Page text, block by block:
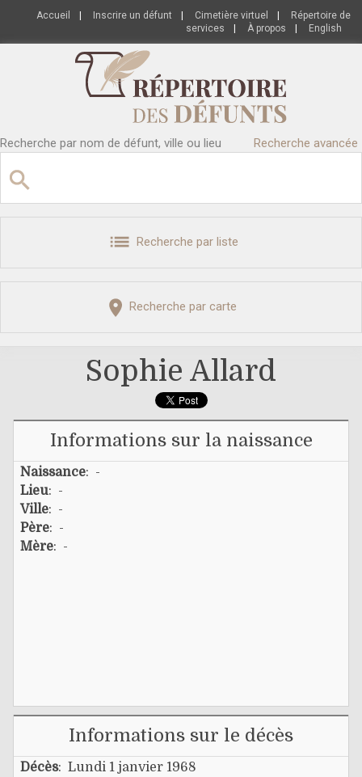
Accueil Inscrire un défunt Cimetière virtuel
Répertoire de
services
À propos English
Recherche par nom de défunt, ville ou lieu Recherche avancée
Recherche par liste
Recherche par carte
Sophie Allard
Informations sur la naissance
Naissance: -
Lieu: -
Ville: -
Père: -
Mère: -
Informations sur le décès
Décès: Lundi 1 janvier 1968